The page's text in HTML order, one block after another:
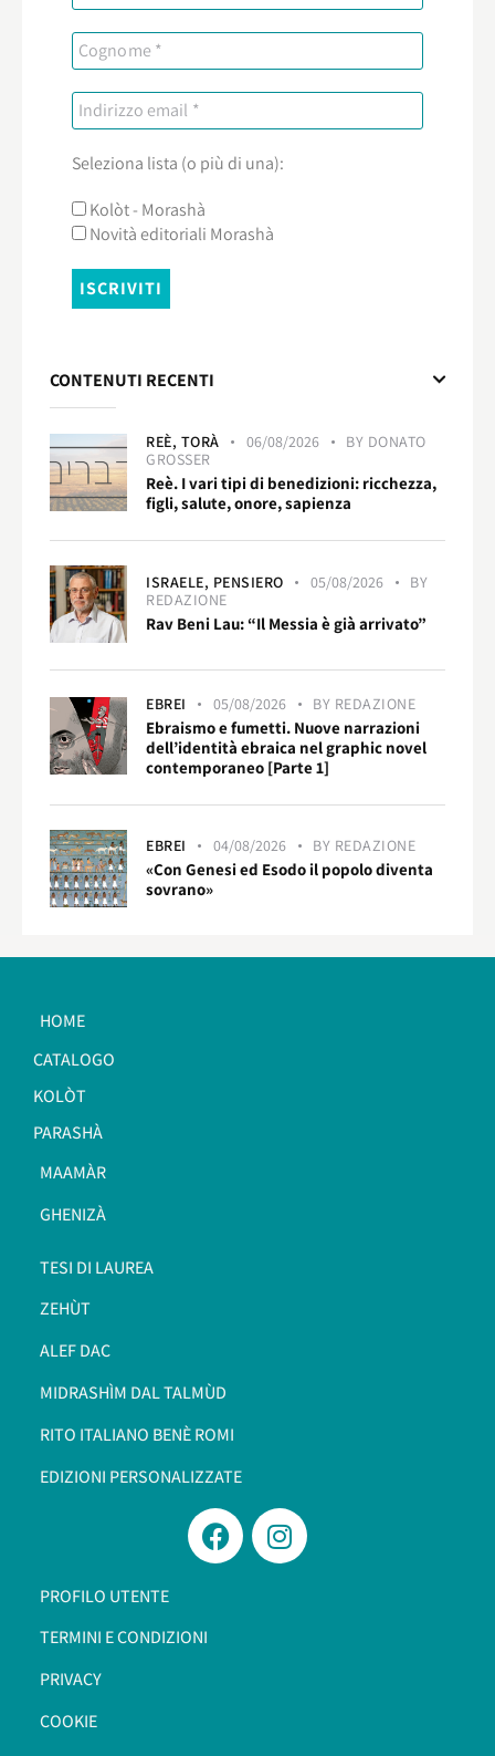
Seleziona lista (o più di una):
Kolòt - Morashà
Novità editoriali Morashà
CONTENUTI RECENTI
REÈ, TORÀ 06/08/2026 BY DONATO
GROSSER
Reè. I vari tipi di benedizioni: ricchezza,
figli, salute, onore, sapienza
ISRAELE, PENSIERO 05/08/2026
BY
REDAZIONE
Rav Beni Lau: “Il Messia è già arrivato”
EBREI 05/08/2026 BY REDAZIONE
Ebraismo e fumetti. Nuove narrazioni
dell’identità ebraica nel graphic novel
contemporaneo [Parte 1]
EBREI 04/08/2026 BY REDAZIONE
«Con Genesi ed Esodo il popolo diventa
sovrano»
HOME
CATALOGO
KOLÒT
PARASHÀ
MAAMÀR
GHENIZÀ
TESI DI LAUREA
ZEHÙT
ALEF DAC
MIDRASHÌM DAL TALMÙD
RITO ITALIANO BENÈ ROMI​
EDIZIONI PERSONALIZZATE
PROFILO UTENTE
TERMINI E CONDIZIONI
PRIVACY
COOKIE